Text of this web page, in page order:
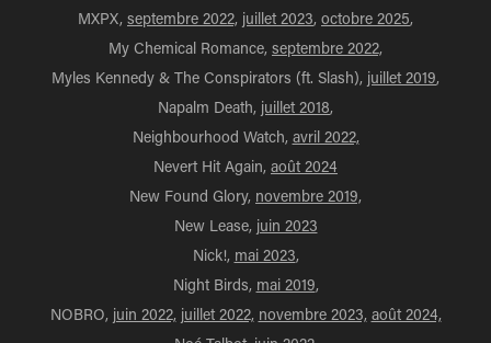
MXPX, septembre 2022, juillet 2023, octobre 2025,
My Chemical Romance, septembre 2022,
Myles Kennedy & The Conspirators (ft. Slash), juillet 2019,
Napalm Death, juillet 2018,
Neighbourhood Watch, avril 2022,
Nevert Hit Again, août 2024
New Found Glory, novembre 2019,
New Lease, juin 2023
Nick!, mai 2023,
Night Birds, mai 2019,
NOBRO, juin 2022, juillet 2022, novembre 2023, août 2024,